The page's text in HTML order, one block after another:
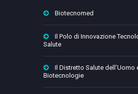
Biotecnomed
Il Polo di Innovazione
Salute
Il Distretto Salute dell’Uomo
Biotecnologie